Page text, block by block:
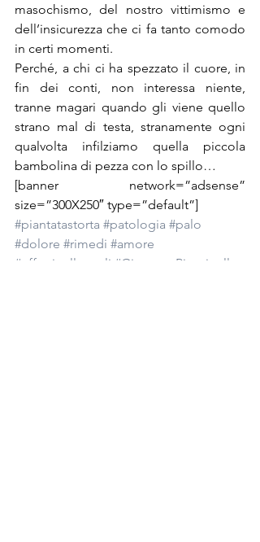
masochismo, del nostro vittimismo e
dell’insicurezza che ci fa tanto comodo
in certi momenti.
Perché, a chi ci ha spezzato il cuore, in
fin dei conti, non interessa niente,
tranne magari quando gli viene quello
strano mal di testa, stranamente ogni
qualvolta infilziamo quella piccola
bambolina di pezza con lo spillo…
[banner network=”adsense”
size=”300X250″ type=”default”]
#piantatastorta #patologia #palo
#dolore #rimedi #amore
#effetticollaterali #GiovannaPimpinella